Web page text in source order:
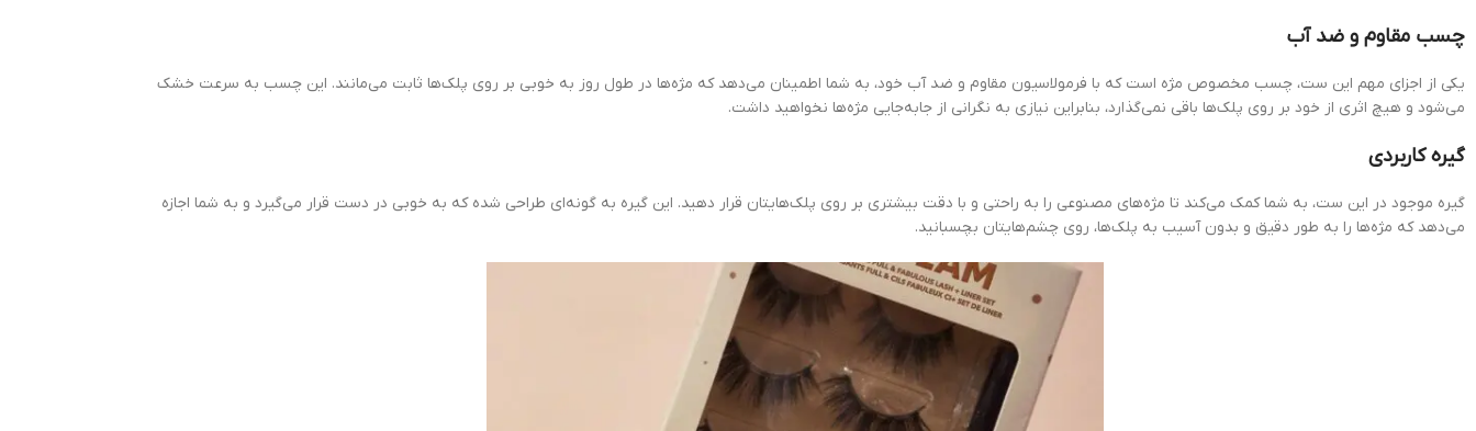
چسب مقاوم و ضد آب
یکی از اجزای مهم این ست، چسب مخصوص مژه است که با فرمولاسیون مقاوم و ضد آب خود، به شما اطمینان می‌دهد که مژه‌ها در طول روز به خوبی بر روی پلک‌ها ثابت می‌مانند. این چسب به سرعت خشک
می‌شود و هیچ اثری از خود بر روی پلک‌ها باقی نمی‌گذارد، بنابراین نیازی به نگرانی از جابه‌جایی مژه‌ها نخواهید داشت.
گیره کاربردی
گیره موجود در این ست، به شما کمک می‌کند تا مژه‌های مصنوعی را به راحتی و با دقت بیشتری بر روی پلک‌هایتان قرار دهید. این گیره به گونه‌ای طراحی شده که به خوبی در دست قرار می‌گیرد و به شما اجازه
می‌دهد که مژه‌ها را به طور دقیق و بدون آسیب به پلک‌ها، روی چشم‌هایتان بچسبانید.